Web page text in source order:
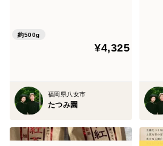
約500g
¥4,325
福岡県八女市
たつみ園